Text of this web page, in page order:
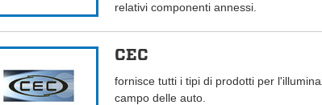
relativi componenti annessi.
CEC
fornisce tutti i tipi di prodotti per
campo delle auto.